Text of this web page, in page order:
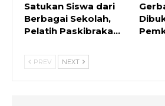
Satukan Siswa dari
Berbagai Sekolah,
Pelatih Paskibraka…
PREV NEXT